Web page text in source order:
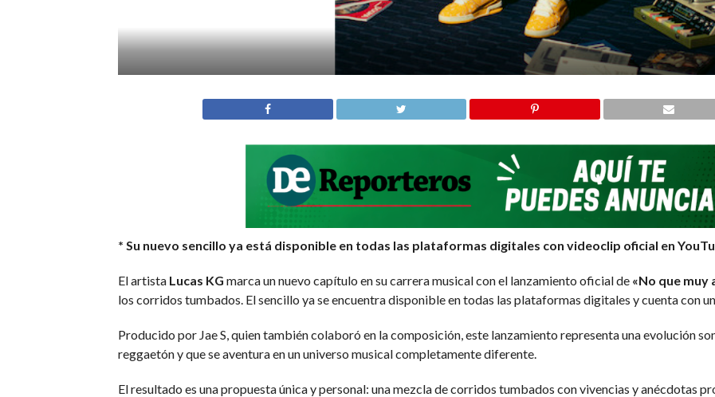
* Su nuevo sencillo ya está disponible en todas las plataformas digitales con videoclip oficial en
El artista Lucas KG marca un nuevo capítulo en su carrera musical con el lanzamiento oficial de «No que muy
los corridos tumbados. El sencillo ya se encuentra disponible en todas las plataformas digitales y cuenta con
Producido por Jae S, quien también colaboró en la composición, este lanzamiento representa una evolución
reggaetón y que se aventura en un universo musical completamente diferente.
El resultado es una propuesta única y personal: una mezcla de corridos tumbados con vivencias y anécdotas